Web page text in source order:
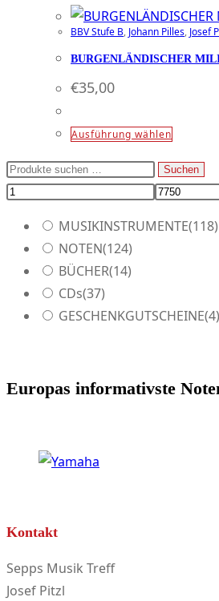
BBV Stufe B, Johann Pilles, Josef
BURGENLÄNDISCHER
€35,00
Ausführung wählenDieses
weist
können
Suchen
nach:
Suchen
MUSIKINSTRUMENTE(118)
NOTEN(124)
BÜCHER(14)
CDs(37)
GESCHENKGUTSCHEINE(4)
Europas informativste
Kontakt
Sepps Musik Treff
Josef Pitzl